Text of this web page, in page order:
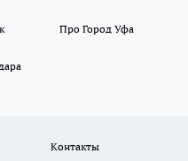
Про Город Уфа
Контакты